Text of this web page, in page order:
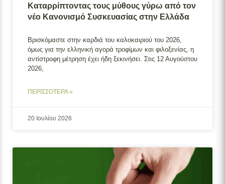
Καταρρίπτοντας τους μύθους γύρω από τον
νέο Κανονισμό Συσκευασίας στην Ελλάδα
Βρισκόμαστε στην καρδιά του καλοκαιριού του 2026,
όμως για την ελληνική αγορά τροφίμων και φιλοξενίας, η
αντίστροφη μέτρηση έχει ήδη ξεκινήσει. Στις 12 Αυγούστου
2026,
ΠΕΡΙΣΣΟΤΕΡΑ »
20 Ιουλίου 2026